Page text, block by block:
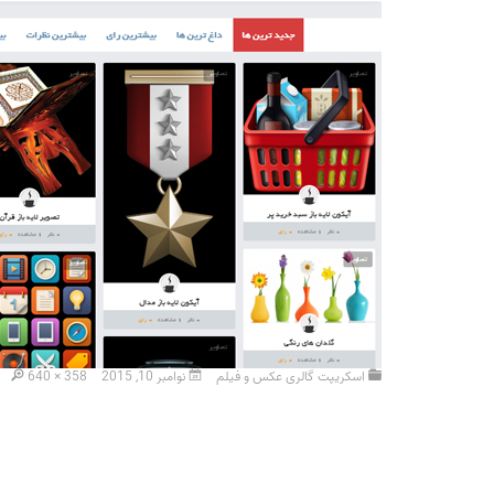
اسکریپت گالری عکس و فیلم نوامبر 10, 2015 640 × 358